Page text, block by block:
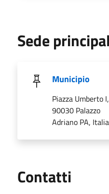
Sede
Municipio
Piazza Umberto
90030 Palazzo
Adriano PA, Italia
Contatti